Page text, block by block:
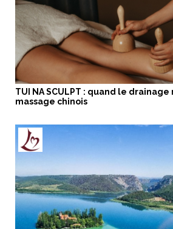
TUI NA SCULPT : quand le
massage chinois